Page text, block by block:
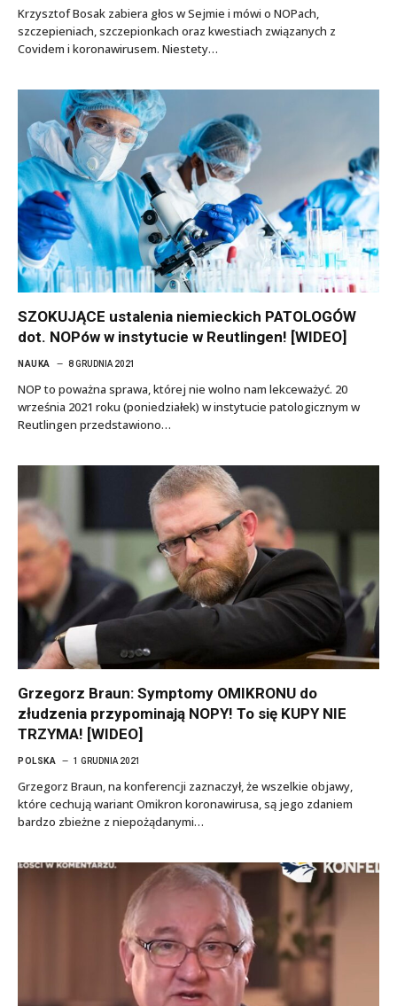
Krzysztof Bosak zabiera głos w Sejmie i mówi o NOPach,
szczepieniach, szczepionkach oraz kwestiach związanych z
Covidem i koronawirusem. Niestety…
SZOKUJĄCE ustalenia niemieckich PATOLOGÓW
dot. NOPów w instytucie w Reutlingen! [WIDEO]
NAUKA 8 GRUDNIA 2021
NOP to poważna sprawa, której nie wolno nam lekceważyć. 20
września 2021 roku (poniedziałek) w instytucie patologicznym w
Reutlingen przedstawiono…
Grzegorz Braun: Symptomy OMIKRONU do
złudzenia przypominają NOPY! To się KUPY NIE
TRZYMA! [WIDEO]
POLSKA 1 GRUDNIA 2021
Grzegorz Braun, na konferencji zaznaczył, że wszelkie objawy,
które cechują wariant Omikron koronawirusa, są jego zdaniem
bardzo zbieżne z niepożądanymi…